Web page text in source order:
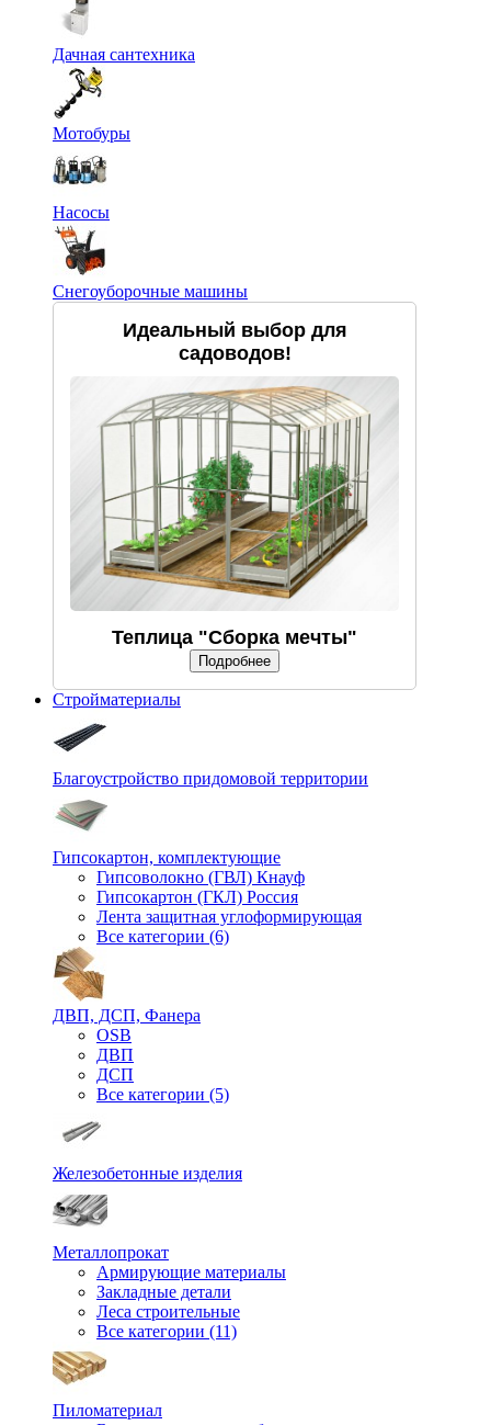
Дачная сантехника
Мотобуры
Насосы
Снегоуборочные машины
Идеальный выбор для
садоводов!
Теплица "Сборка мечты"
Подробнее
Стройматериалы
Благоустройство придомовой территории
Гипсокартон, комплектующие
Гипсоволокно (ГВЛ) Кнауф
Гипсокартон (ГКЛ) Россия
Лента защитная углоформирующая
Все категории (6)
ДВП, ДСП, Фанера
OSB
ДВП
ДСП
Все категории (5)
Железобетонные изделия
Металлопрокат
Армирующие материалы
Закладные детали
Леса строительные
Все категории (11)
Пиломатериал